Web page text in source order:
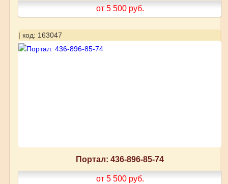
от 5 500 руб.
| код: 163047
Портал: 436-896-85-74
от 5 500 руб.